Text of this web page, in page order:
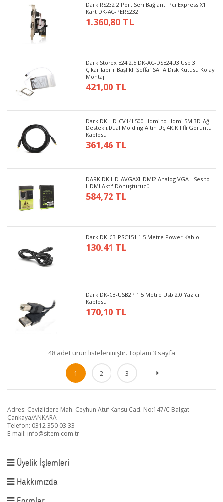
Dark RS232 2 Port Seri Bağlantı Pci Express X1
Kart DK-AC-PERS232
1.360,80 TL
Dark Storex E24 2.5 DK-AC-DSE24U3 Usb 3
Çıkarılabilir Başlıklı Şeffaf SATA Disk Kutusu Kolay
Montaj
421,00 TL
Dark DK-HD-CV14L500 Hdmi to Hdmi 5M 3D-Ağ
Destekli,Dual Molding Altın Uç 4K,Kılıflı Görüntü
Kablosu
361,46 TL
DARK DK-HD-AVGAXHDMI2 Analog VGA - Ses to
HDMI Aktif Dönüştürücü
584,72 TL
Dark DK-CB-PSC151 1.5 Metre Power Kablo
130,41 TL
Dark DK-CB-USB2P 1.5 Metre Usb 2.0 Yazıcı
Kablosu
170,10 TL
48 adet ürün listelenmiştir. Toplam 3 sayfa
1 2 3
Adres: Cevizlidere Mah. Ceyhun Atuf Kansu Cad. No:147/C Balgat
Çankaya/ANKARA
Telefon: 0312 350 03 33
E-mail: info@sitem.com.tr
Üyelik İşlemleri
Hakkımızda